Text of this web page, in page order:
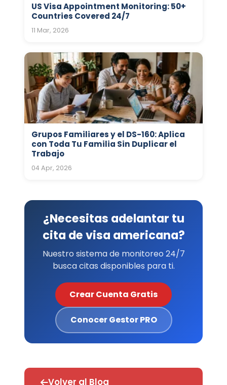
US Visa Appointment Monitoring: 50+
Countries Covered 24/7
11 Mar, 2026
Grupos Familiares y el DS-160: Aplica
con Toda Tu Familia Sin Duplicar el
Trabajo
04 Apr, 2026
¿Necesitas adelantar tu
cita de visa americana?
Nuestro sistema de monitoreo 24/7
busca citas disponibles para ti.
Crear Cuenta Gratis
Conocer Gestor PRO
Volver al Blog